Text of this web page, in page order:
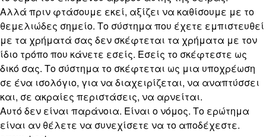
Αλλά πριν φτάσουμε εκεί, αξίζει να καθίσουμε με το
θεμελιώδες σημείο. Το σύστημα που έχετε εμπιστευθεί
με τα χρήματά σας δεν σκέφτεται τα χρήματα με τον
ίδιο τρόπο που κάνετε εσείς. Εσείς το σκέφτεστε ως
δικό σας. Το σύστημα το σκέφτεται ως μια υποχρέωση
σε ένα ισολόγιο, για να διαχειρίζεται, να αναπτύσσει
και, σε ακραίες περιστάσεις, να αρνείται.
Αυτό δεν είναι παράνοια. Είναι ο νόμος. Το ερώτημα
είναι αν θέλετε να συνεχίσετε να το αποδέχεστε.